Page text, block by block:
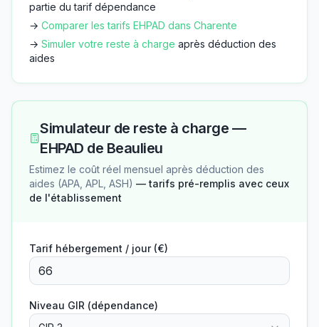
partie du tarif dépendance
→ Comparer les tarifs EHPAD dans Charente
→ Simuler votre reste à charge après déduction des
aides
Simulateur de reste à charge —
EHPAD de Beaulieu
Estimez le coût réel mensuel après déduction des
aides (APA, APL, ASH) — tarifs pré-remplis avec ceux
de l'établissement
Tarif hébergement / jour (€)
Niveau GIR (dépendance)